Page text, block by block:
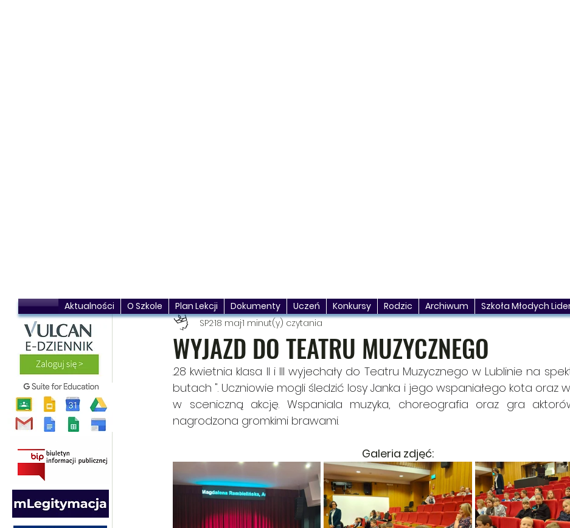
WYJAZD DO TEATRU MUZYCZNEGO
SP218 maj1 minut(y) czytania
.28 kwietnia klasa II i III wyjechały do Teatru Muzycznego w Lublinie na
butach ". Uczniowie mogli śledzić losy Janka i jego wspaniałego kota oraz
w sceniczną akcję. Wspaniala muzyka, choreografia oraz gra
nagrodzona gromkimi brawami.
Galeria zdjęć:
Aktualności O Szkole Plan Lekcji Dokumenty Uczeń Konkursy Rodzic Archiwum Szkoła Młodych